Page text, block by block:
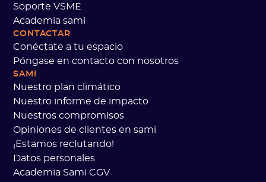
Soporte VSME
Academia sami
CONTACTAR
Conéctate a tu espacio
Póngase en contacto con nosotros
SAMI
Nuestro plan climático
Nuestro informe de impacto
Nuestros compromisos
Opiniones de clientes en sami
¡Estamos reclutando!
Datos personales
Academia Sami CGV